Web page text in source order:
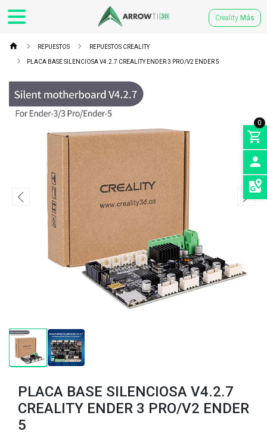
Creality Más
0
REPUESTOS REPUESTOS CREALITY
PLACA BASE SILENCIOSA V4.2.7 CREALITY ENDER 3 PRO/V2 ENDER 5
PLACA BASE SILENCIOSA V4.2.7
CREALITY ENDER 3 PRO/V2 ENDER
5